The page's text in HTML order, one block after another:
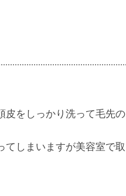
皮をしっかり洗って毛先の
てしまいますが美容室で取